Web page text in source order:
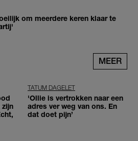
om meerdere keren klaar te
MEER
zijn
TATUM DAGELET
'Ollie is vertrokken naar een
adres ver weg van ons. En
dat doet pijn’